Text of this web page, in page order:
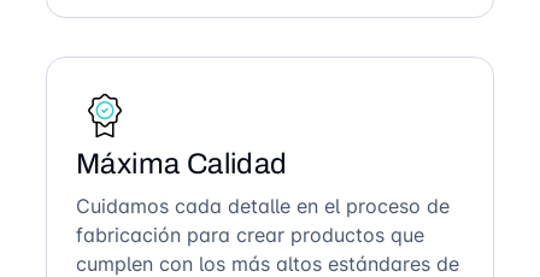
Máxima Calidad
Cuidamos cada detalle en el proceso de
fabricación para crear productos que
cumplen con los más altos estándares de